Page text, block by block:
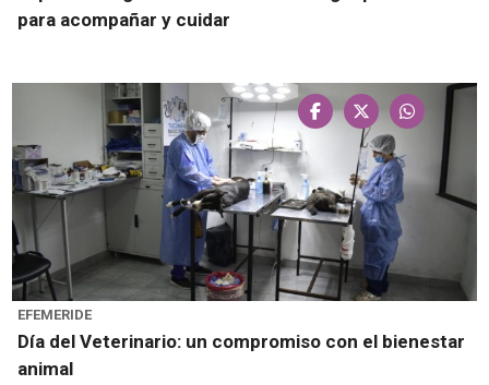
para acompañar y cuidar
EFEMERIDE
Día del Veterinario: un compromiso con el bienestar
animal